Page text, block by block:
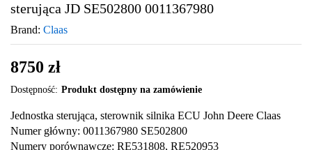
sterująca JD SE502800 0011367980
Brand: Claas
8750 zł
Dostępność: Produkt dostępny na zamówienie
Jednostka sterująca, sterownik silnika ECU John Deere Claas
Numer główny: 0011367980 SE502800
Numery porównawcze: RE531808, RE520953